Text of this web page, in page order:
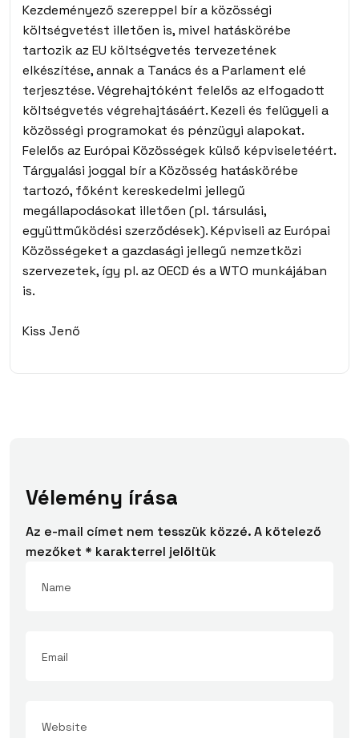
Kezdeményező szereppel bír a közösségi
költségvetést illetően is, mivel hatáskörébe
tartozik az EU költségvetés tervezetének
elkészítése, annak a Tanács és a Parlament elé
terjesztése. Végrehajtóként felelős az elfogadott
költségvetés végrehajtásáért. Kezeli és felügyeli a
közösségi programokat és pénzügyi alapokat.
Felelős az Európai Közösségek külső képviseletéért.
Tárgyalási joggal bír a Közösség hatáskörébe
tartozó, főként kereskedelmi jellegű
megállapodásokat illetően (pl. társulási,
együttműködési szerződések). Képviseli az Európai
Közösségeket a gazdasági jellegű nemzetközi
szervezetek, így pl. az OECD és a WTO munkájában
is.
Kiss Jenő
Vélemény írása
Az e-mail címet nem tesszük közzé.A kötelező
mezőket * karakterrel jelöltük